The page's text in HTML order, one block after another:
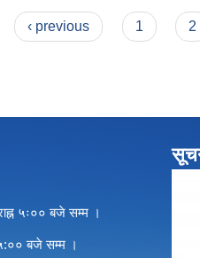
‹ previous 1 2
५ः०० बजे सम्म ।
बजे सम्म ।